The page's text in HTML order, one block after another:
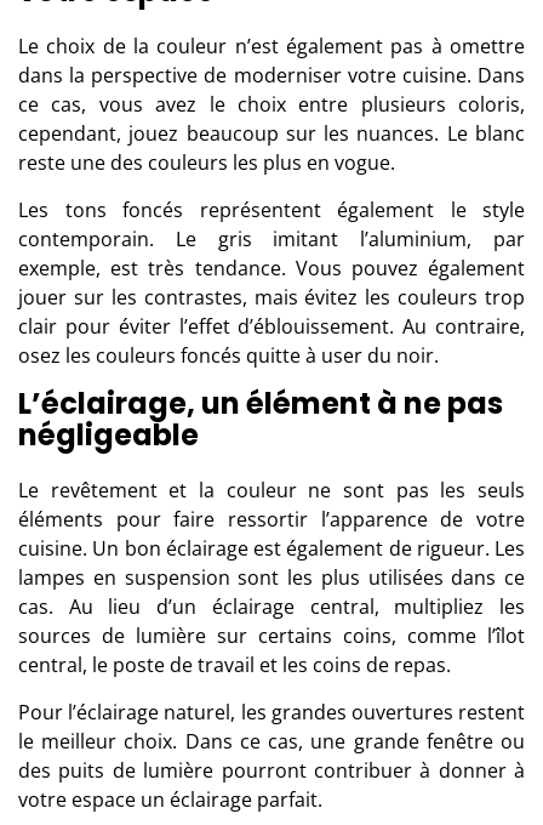
Le choix de la couleur n’est également pas à omettre
dans la perspective de moderniser votre cuisine. Dans
ce cas, vous avez le choix entre plusieurs coloris,
cependant, jouez beaucoup sur les nuances. Le blanc
reste une des couleurs les plus en vogue.
Les tons foncés représentent également le style
contemporain. Le gris imitant l’aluminium, par
exemple, est très tendance. Vous pouvez également
jouer sur les contrastes, mais évitez les couleurs trop
clair pour éviter l’effet d’éblouissement. Au contraire,
osez les couleurs foncés quitte à user du noir.
L’éclairage, un élément à ne pas
négligeable
Le revêtement et la couleur ne sont pas les seuls
éléments pour faire ressortir l’apparence de votre
cuisine. Un bon éclairage est également de rigueur. Les
lampes en suspension sont les plus utilisées dans ce
cas. Au lieu d’un éclairage central, multipliez les
sources de lumière sur certains coins, comme l’îlot
central, le poste de travail et les coins de repas.
Pour l’éclairage naturel, les grandes ouvertures restent
le meilleur choix. Dans ce cas, une grande fenêtre ou
des puits de lumière pourront contribuer à donner à
votre espace un éclairage parfait.